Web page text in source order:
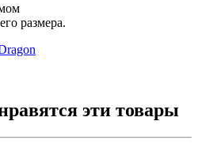
размера.
эти товары